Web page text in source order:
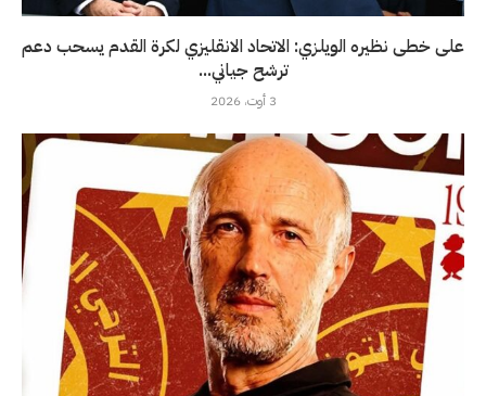
على خطى نظيره الويلزي: الاتحاد الانقليزي لكرة القدم يسحب دعم
ترشح جياني...
3 أوت، 2026